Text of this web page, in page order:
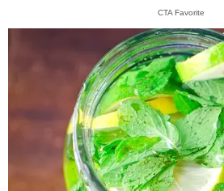
CTA Favorite